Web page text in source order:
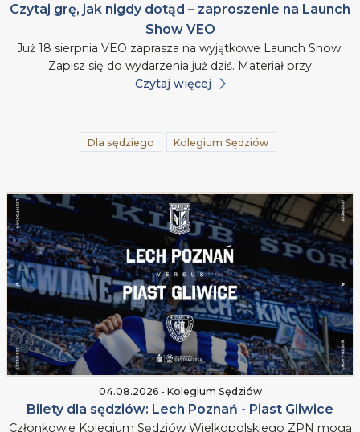
Czytaj grę, jak nigdy dotąd – zaproszenie na Launch
Show VEO
Już 18 sierpnia VEO zaprasza na wyjątkowe Launch Show.
Zapisz się do wydarzenia już dziś. Materiał przy
Czytaj więcej
Dla sędziego Kolegium Sędziów
04.08.2026 • Kolegium Sędziów
Bilety dla sędziów: Lech Poznań - Piast Gliwice
Członkowie Kolegium Sędziów Wielkopolskiego ZPN mogą